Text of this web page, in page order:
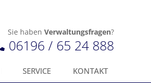
Sie haben Verwaltungsfragen?
06196 / 65 24 888
SERVICE KONTAKT